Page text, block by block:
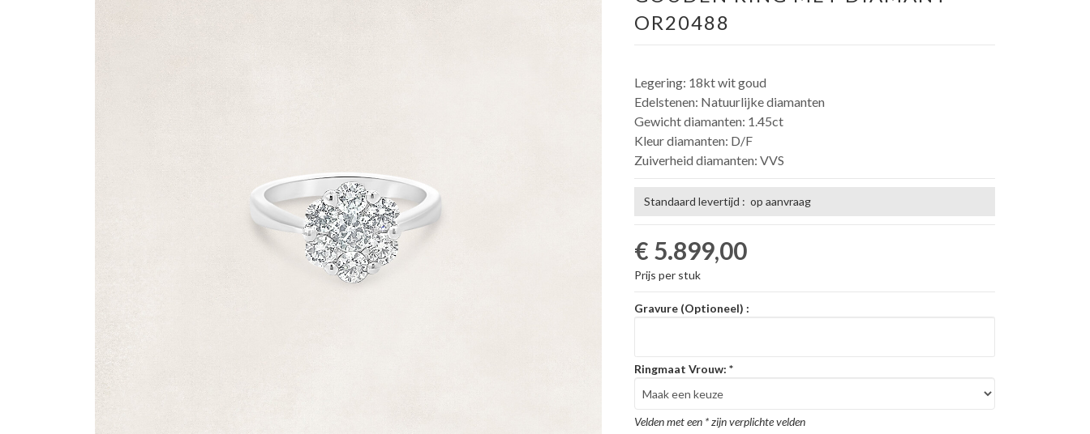
OR20488
Legering: 18kt wit goud
Edelstenen: Natuurlijke diamanten
Gewicht diamanten: 1.45ct
Kleur diamanten: D/F
Zuiverheid diamanten: VVS
Standaard levertijd : op aanvraag
€ 5.899,00
Prijs per stuk
Gravure (Optioneel) :
Ringmaat Vrouw: *
Velden met een * zijn verplichte velden